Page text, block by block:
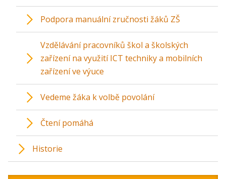
Podpora manuální zručnosti žáků ZŠ
Vzdělávání pracovníků škol a školských
zařízení na využití ICT techniky a mobilních
zařízení ve výuce
Vedeme žáka k volbě povolání
Čtení pomáhá
Historie